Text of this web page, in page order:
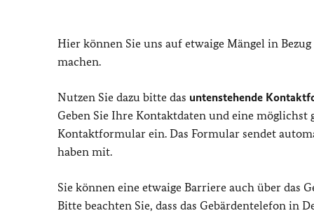
Hier können Sie uns auf etwaige Mängel in
machen.
Nutzen Sie dazu bitte das untenstehende
Geben Sie Ihre Kontaktdaten und eine
Kontaktformular ein. Das Formular sendet
haben mit.
Sie können eine etwaige Barriere auch über das
Bitte beachten Sie, dass das Gebärdentelefon in